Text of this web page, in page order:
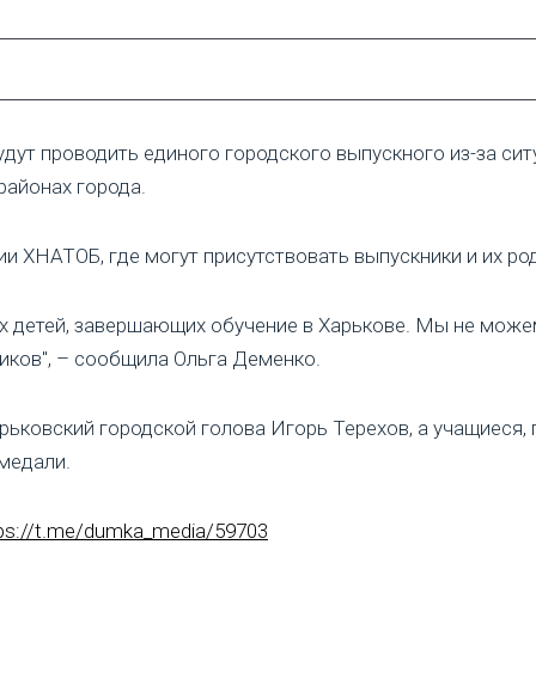
проводить единого городского выпускного из-за
города.
ХНАТОБ, где могут присутствовать выпускники и их
детей, завершающих обучение в Харькове. Мы не
– сообщила Ольга Деменко.
городской голова Игорь Терехов, а
t.me/dumka_media/59703